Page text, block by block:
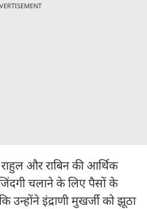
और राबिन की आर्थिक
चलाने के लिए पैसों के
उन्होंने इंद्राणी मुखर्जी को झूठा